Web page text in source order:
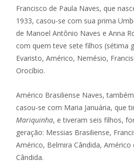
Francisco de Paula Naves, que
1933, casou-se com sua prima
de Manoel Antônio Naves e Anna
com quem teve sete filhos (sétima
Evaristo, Américo, Nemésio,
Orocíbio.
Américo Brasiliense Naves,
casou-se com Maria Januária, que
Mariquinha, e tiveram seis filhos,
geração: Messias Brasiliense,
Américo, Belmira Cândida, Américo
Cândida.